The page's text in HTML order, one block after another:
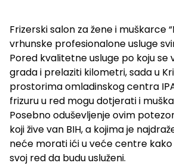
Frizerski salon za žene i muškarce
vrhunske profesionalone usluge
Pored kvalitetne usluge po koju se
grada i prelaziti kilometri, sada u
prostorima omladinskog centra
frizuru u red mogu dotjerati i
Posebno oduševljenje ovim
koji žive van BIH, a kojima je
neće morati ići u veće centre kako
svoj red da budu usluženi.